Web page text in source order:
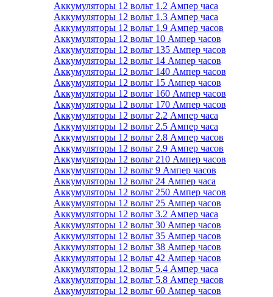
Аккумуляторы 12 вольт 1.2 Ампер часа
Аккумуляторы 12 вольт 1.3 Ампер часа
Аккумуляторы 12 вольт 1.9 Ампер часов
Аккумуляторы 12 вольт 10 Ампер часов
Аккумуляторы 12 вольт 135 Ампер часов
Аккумуляторы 12 вольт 14 Ампер часов
Аккумуляторы 12 вольт 140 Ампер часов
Аккумуляторы 12 вольт 15 Ампер часов
Аккумуляторы 12 вольт 160 Ампер часов
Аккумуляторы 12 вольт 170 Ампер часов
Аккумуляторы 12 вольт 2.2 Ампер часа
Аккумуляторы 12 вольт 2.5 Ампер часа
Аккумуляторы 12 вольт 2.8 Ампер часов
Аккумуляторы 12 вольт 2.9 Ампер часов
Аккумуляторы 12 вольт 210 Ампер часов
Аккумуляторы 12 вольт 9 Ампер часов
Аккумуляторы 12 вольт 24 Ампер часа
Аккумуляторы 12 вольт 250 Ампер часов
Аккумуляторы 12 вольт 25 Ампер часов
Аккумуляторы 12 вольт 3.2 Ампер часа
Аккумуляторы 12 вольт 30 Ампер часов
Аккумуляторы 12 вольт 35 Ампер часов
Аккумуляторы 12 вольт 38 Ампер часов
Аккумуляторы 12 вольт 42 Ампер часов
Аккумуляторы 12 вольт 5.4 Ампер часа
Аккумуляторы 12 вольт 5.8 Ампер часов
Аккумуляторы 12 вольт 60 Ампер часов